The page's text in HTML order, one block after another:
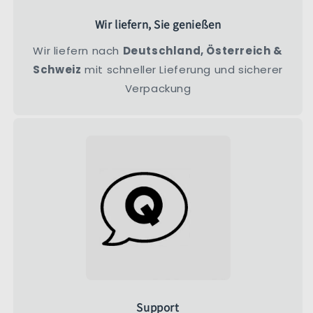
Wir liefern, Sie genießen
Wir liefern nach Deutschland, Österreich &
Schweiz mit schneller Lieferung und sicherer
Verpackung
Support